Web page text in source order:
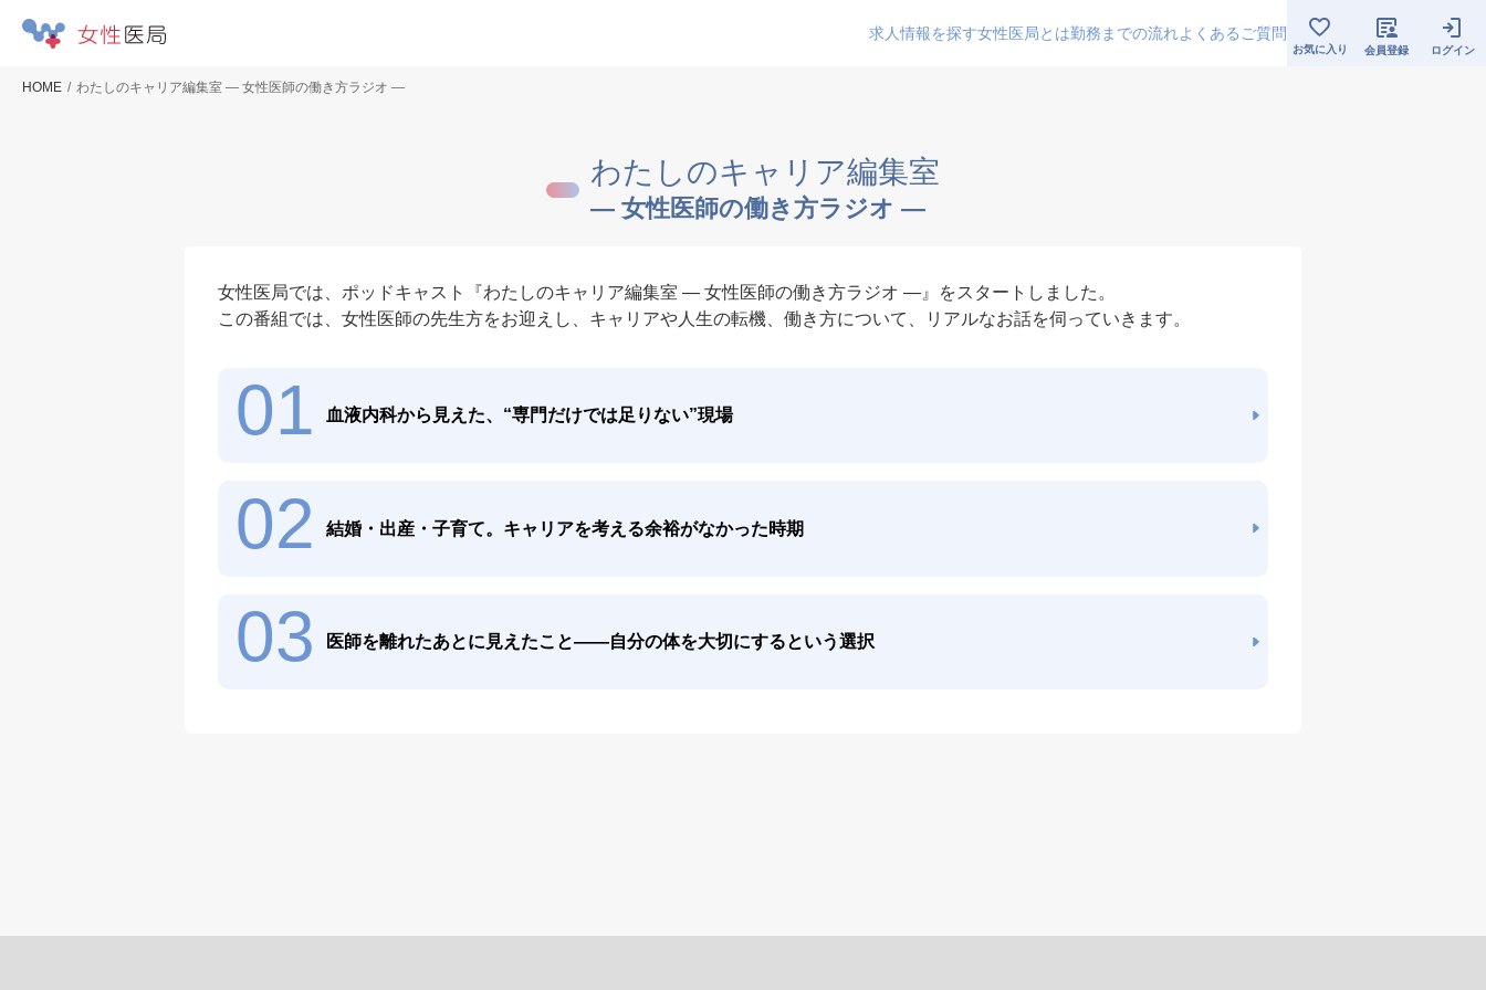
求人情報を探す女性医局とは勤務までの流れよくあるご質問
お気に入り 会員登録 ログイン
HOME わたしのキャリア編集室 ― 女性医師の働き方ラジオ ―
わたしのキャリア編集室
― 女性医師の働き方ラジオ ―
女性医局では、ポッドキャスト『わたしのキャリア編集室 ― 女性医師の働き方ラジオ ―』をスタートしました。
この番組では、女性医師の先生方をお迎えし、キャリアや人生の転機、働き方について、リアルなお話を伺っていきます。
01 血液内科から見えた、“専門だけでは足りない”現場
02 結婚・出産・子育て。キャリアを考える余裕がなかった時期
03 医師を離れたあとに見えたこと――自分の体を大切にするという選択